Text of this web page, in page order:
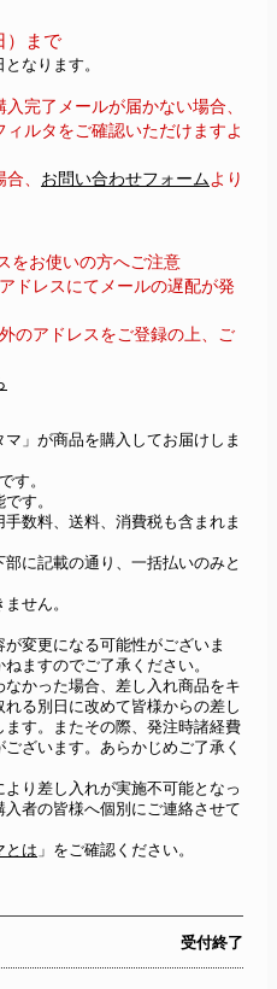
）まで
なります。
完了メールが届かない場合、
ルタをご確認いただけますよ
、 お問い合わせフォーム より
をお使いの方へご注意
レスにてメールの遅配が発
アドレスをご登録の上、ご
」が商品を購入してお届けしま
す。
す。
数料、送料、消費税も含まれま
に記載の通り、一括払いのみと
せん。
変更になる可能性がございま
ますのでご了承ください。
かった場合、差し入れ商品をキ
る別日に改めて皆様からの差し
す。またその際、発注時諸経費
ざいます。あらかじめご了承く
り差し入れが実施不可能となっ
者の皆様へ個別にご連絡させて
とは 」をご確認ください。
受付終了